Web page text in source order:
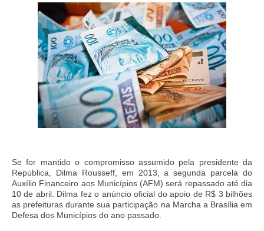
Se for mantido o compromisso assumido pela presidente da
República, Dilma Rousseff, em 2013, a segunda parcela do
Auxílio Financeiro aos Municípios (AFM) será repassado até dia
10 de abril. Dilma fez o anúncio oficial do apoio de R$ 3 bilhões
as prefeituras durante sua participação na Marcha a Brasília em
Defesa dos Municípios do ano passado.